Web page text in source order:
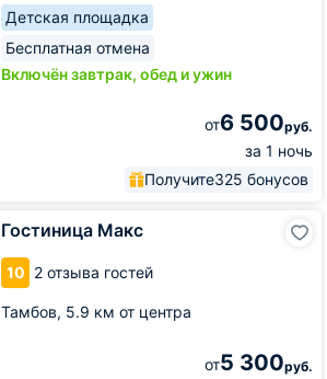
Детская площадка
Бесплатная отмена
Включён завтрак, обед и ужин
от6 500руб.
за 1 ночь
Получите325 бонусов
Гостиница Макс
10 2 отзыва гостей
Тамбов, 5.9 км от центра
от5 300руб.